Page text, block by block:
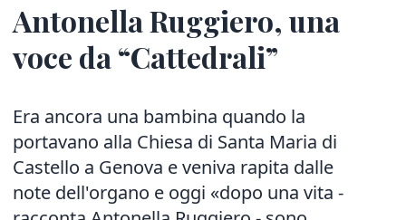
Antonella Ruggiero, una
voce da “Cattedrali”
Era ancora una bambina quando la
portavano alla Chiesa di Santa Maria di
Castello a Genova e veniva rapita dalle
note dell'organo e oggi «dopo una vita -